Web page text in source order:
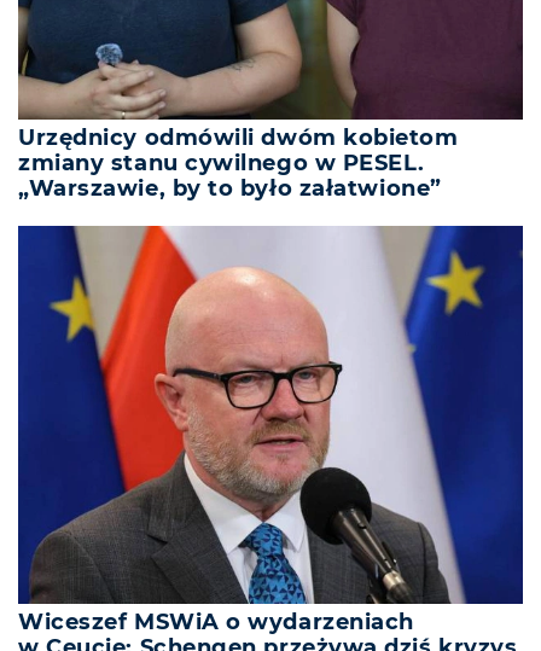
Urzędnicy odmówili dwóm kobietom
zmiany stanu cywilnego w PESEL.
„Warszawie, by to było załatwione”
Wiceszef MSWiA o wydarzeniach